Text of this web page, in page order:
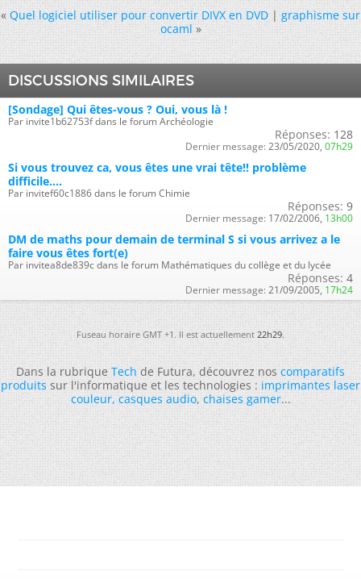
« Quel logiciel utiliser pour convertir DIVX en DVD|graphisme sur
ocaml »
DISCUSSIONS SIMILAIRES
[Sondage] Qui êtes-vous ? Oui, vous là !
Par invite1b62753f dans le forum Archéologie
Réponses: 128
Dernier message: 23/05/2020, 07h29
Si vous trouvez ca, vous êtes une vrai tête!! problème
difficile....
Par invitef60c1886 dans le forum Chimie
Réponses: 9
Dernier message: 17/02/2006, 13h00
DM de maths pour demain de terminal S si vous arrivez a le
faire vous êtes fort(e)
Par invitea8de839c dans le forum Mathématiques du collège et du lycée
Réponses: 4
Dernier message: 21/09/2005, 17h24
Fuseau horaire GMT +1. Il est actuellement22h29.
Dans la rubriqueTechde Futura, découvrez noscomparatifs
produitssur l'informatique et les technologies :imprimantes laser
couleur,casques audio,chaises gamer...